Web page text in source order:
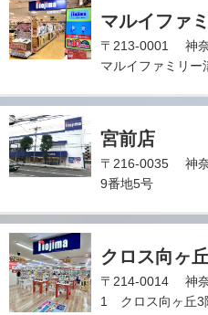
マルイファ
〒213-0001 神奈
マルイファミリー
宮前店
〒216-0035 神奈
9番地5号
クロス向ヶ
〒214-0014 神奈
1 クロス向ヶ丘3